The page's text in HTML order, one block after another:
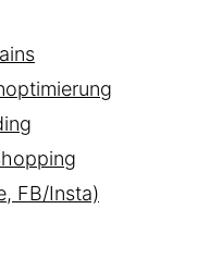
FB/Insta)